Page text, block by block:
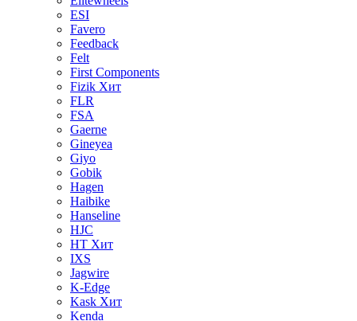
ESI
Favero
Feedback
Felt
First Components
Fizik Хит
FLR
FSA
Gaerne
Gineyea
Giyo
Gobik
Hagen
Haibike
Hanseline
HJC
HT Хит
IXS
Jagwire
K-Edge
Kask Хит
Kenda